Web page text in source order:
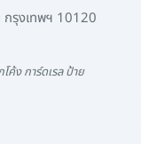
กรุงเทพฯ 10120
ค้ง การ์ดเรล ป้าย